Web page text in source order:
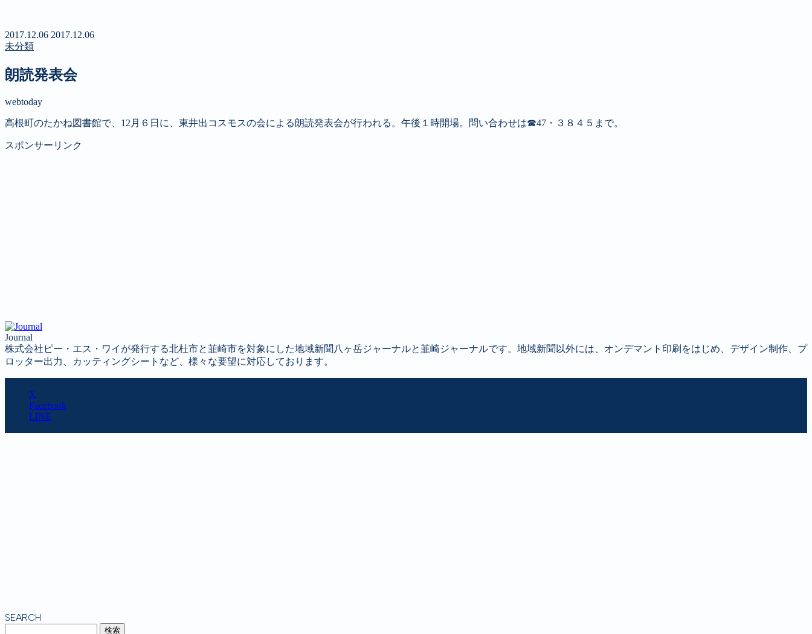
2017.12.06 2017.12.06
未分類
朗読発表会
webtoday
高根町のたかね図書館で、12月６日に、東井出コスモスの会による朗読発表会が行われる。午後１時開場。問い合わせは☎47・３８４５まで。
スポンサーリンク
Journal
株式会社ピー・エス・ワイが発行する北杜市と韮崎市を対象にした地域新聞八ヶ岳ジャーナルと韮崎ジャーナルです。地域新聞以外には、オンデマント印刷をはじめ、デザイン制作、プ
ロッター出力、カッティングシートなど、様々な要望に対応しております。
X
Facebook
LINE
SEARCH